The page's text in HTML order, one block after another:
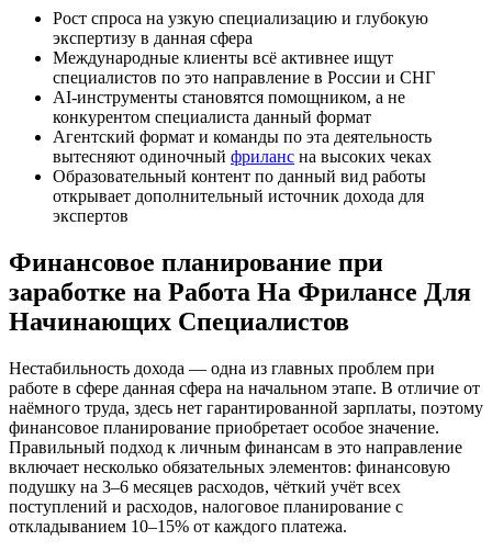
Рост спроса на узкую специализацию и глубокую
экспертизу в данная сфера
Международные клиенты всё активнее ищут
специалистов по это направление в России и СНГ
AI-инструменты становятся помощником, а не
конкурентом специалиста данный формат
Агентский формат и команды по эта деятельность
вытесняют одиночный фриланс на высоких чеках
Образовательный контент по данный вид работы
открывает дополнительный источник дохода для
экспертов
Финансовое планирование при
заработке на Работа На Фрилансе Для
Начинающих Специалистов
Нестабильность дохода — одна из главных проблем при
работе в сфере данная сфера на начальном этапе. В отличие от
наёмного труда, здесь нет гарантированной зарплаты, поэтому
финансовое планирование приобретает особое значение.
Правильный подход к личным финансам в это направление
включает несколько обязательных элементов: финансовую
подушку на 3–6 месяцев расходов, чёткий учёт всех
поступлений и расходов, налоговое планирование с
откладыванием 10–15% от каждого платежа.